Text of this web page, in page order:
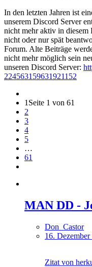
In den letzten Jahren ist
unserem Discord Server
nicht mehr aktiv in diesem
nicht oder nur spät
Forum. Alte Beiträge
nicht mehr möglich sein
unseren Discord Server:
224563159631921152
1 Seite 1 von 61
2
3
4
5
…
61
MAN DD -
Don_Castor
16. Dezember
Zitat von